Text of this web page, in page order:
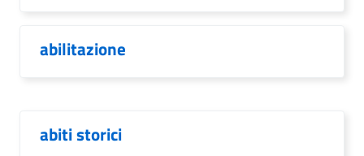
abilitazione
abiti storici